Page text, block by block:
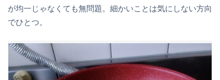
が均一じゃなくても無問題。細かいことは気にしない方向
でひとつ。